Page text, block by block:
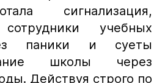
сигнализация,
учебных
паники и суеты
школы через
Действуя строго по